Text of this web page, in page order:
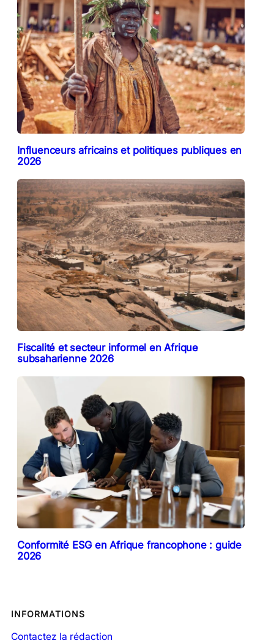
Influenceurs africains et politiques publiques en
2026
Fiscalité et secteur informel en Afrique
subsaharienne 2026
Conformité ESG en Afrique francophone : guide
2026
INFORMATIONS
Contactez la rédaction